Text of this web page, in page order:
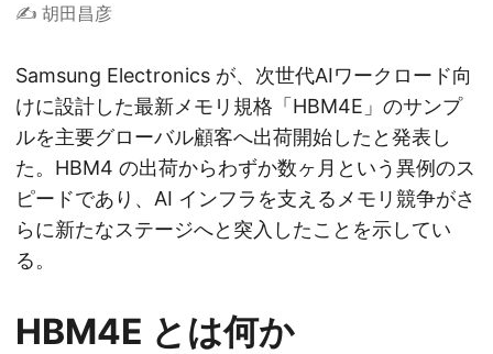
✍️ 胡田昌彦
Samsung Electronics が、次世代AIワークロード向
けに設計した最新メモリ規格「HBM4E」のサンプ
ルを主要グローバル顧客へ出荷開始したと発表し
た。HBM4 の出荷からわずか数ヶ月という異例のス
ピードであり、AI インフラを支えるメモリ競争がさ
らに新たなステージへと突入したことを示してい
る。
HBM4E とは何か